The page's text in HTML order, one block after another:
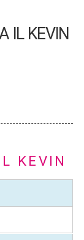
IL KEVIN
KEVIN